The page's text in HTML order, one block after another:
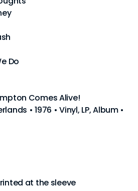
Do
Comes Alive!
• 1976 • Vinyl, LP, Album •
at the sleeve